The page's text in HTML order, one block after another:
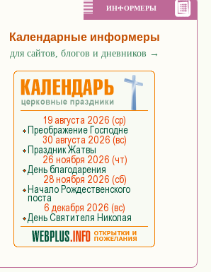
ИНФОРМЕРЫ
Календарные информеры
для сайтов, блогов и дневников →